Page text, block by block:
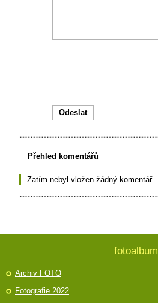
Přehled komentářů
Zatím nebyl vložen žádný komentář
fotoalbum
Archiv FOTO
Fotografie 2022